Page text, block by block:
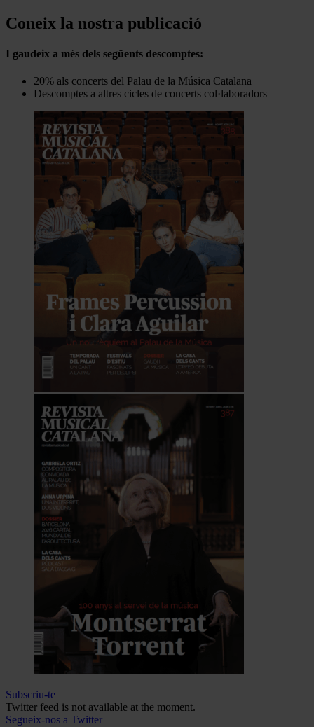
Coneix la nostra publicació
I gaudeix a més dels següents descomptes:
20% als concerts del Palau de la Música Catalana
Descomptes a altres cicles de concerts col·laboradors
Subscriu-te
Twitter feed is not available at the moment.
Segueix-nos a Twitter